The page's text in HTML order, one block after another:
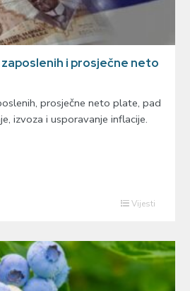
i prosječne neto
prosječne neto plate, pad
izvoza i usporavanje inflacije.
Vijesti